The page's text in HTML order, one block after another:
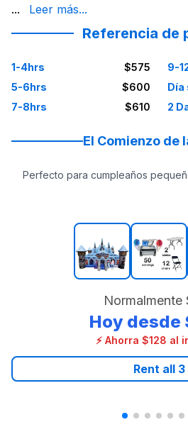
entre semana. ¿Lluvia en el
... Leer más...
Referencia de
1-4hrs
$575
5-6hrs
$600
7-8hrs
$610
9-
Día
2
El Comienzo de
Perfecto para cumpleaños
Normalmente
Hoy desde
⚡ Ahorra $128 al
Rent all 3